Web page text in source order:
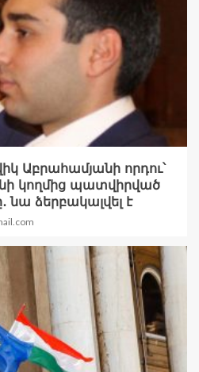
Աբրահամյանի որդու՝
կողմից պատվիրված
նա ձերբակալվել է